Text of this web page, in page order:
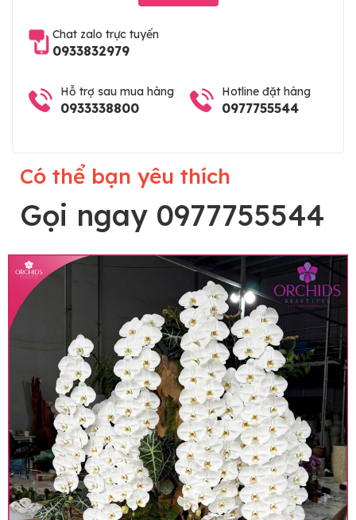
Lưu ý trước khi đặt hàng
• Về cây hoa: Một chậu hoa lan hồ điệp đẹp và
hoàn chỉnh sẽ được phối ghép từ nhiều cây hoa
và tạo dáng hoàn toàn thủ công nên có thể sẽ
khác nhau đôi chút giữa sản phẩm thực tế và
Chat zalo trực tuyến
0933832979
Hỗ trợ sau mua hàng
0933338800
Hotline đặt hàng
0977755544
Có thể bạn yêu thích
Gọi ngay 0977755544